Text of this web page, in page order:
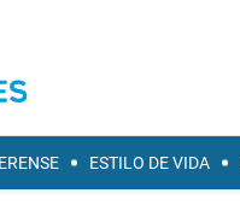
ESTILO DE VIDA